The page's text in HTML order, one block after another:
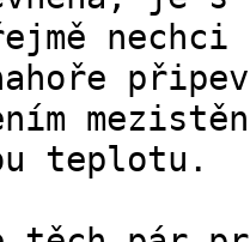
teplotu.